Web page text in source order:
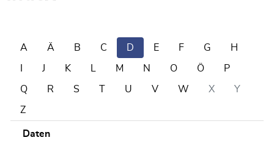
A Ä B C D E F G H
J K M N O Ö P
Q R S U V W X Y
Z
Daten